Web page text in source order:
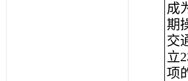
成
期
交
立
项